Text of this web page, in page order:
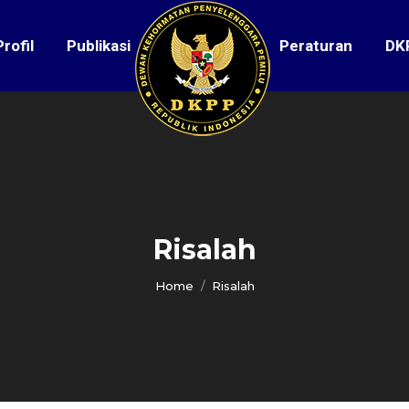
Publikasi Peraturan
Risalah
You are here:
Home Risalah